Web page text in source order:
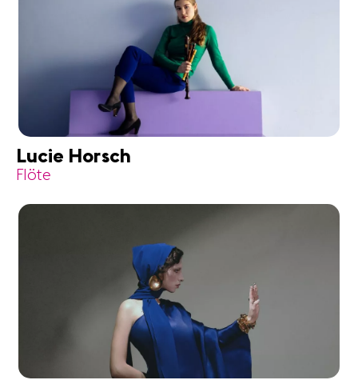
Lucie Horsch
Flöte